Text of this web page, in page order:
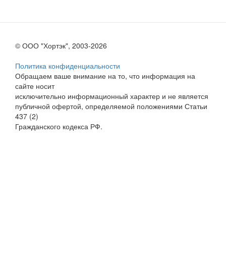
© ООО "Хортэк", 2003-2026
Политика конфиденциальности
Обращаем ваше внимание на то, что информация на
сайте носит
исключительно информационный характер и не является
публичной офертой, определяемой положениями Статьи
437 (2)
Гражданского кодекса РФ.